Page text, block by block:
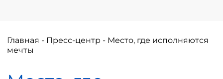
Главная - Пресс-центр - Место, где исполняются
мечты